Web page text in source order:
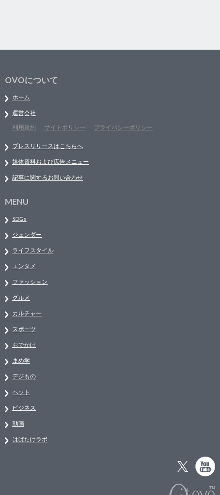
OVOについて
ホーム
運営会社
利用規約
サイトポリシー プライバシーポリシー
プレスリリースはこちらへ
媒体資料および広告メニュー
記事に関するお問い合わせ
MENU
SDGs
ジェンダー
ライフスタイル
エンタメ
ファッション
グルメ
カルチャー
スポーツ
おでかけ
まめ学
デジもの
ペット
ビジネス
動画
はばたけラボ